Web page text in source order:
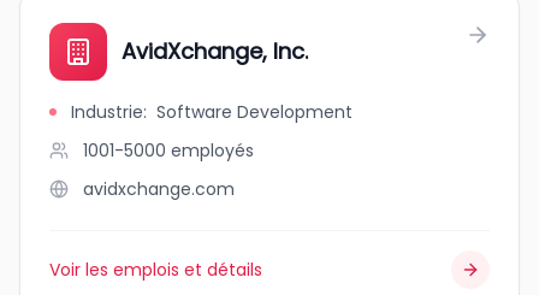
AvidXchange, Inc.
Industrie: Software Development
1001-5000 employés
avidxchange.com
Voir les emplois et détails